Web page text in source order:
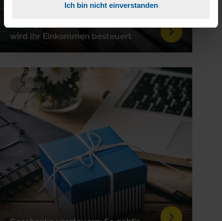
Ich bin nicht einverstanden
wird Ihr Einkommen besteuert
15.06.2026